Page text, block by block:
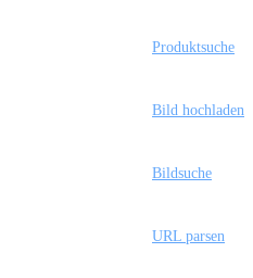
Produktsuche
Bild hochladen
Bildsuche
URL parsen